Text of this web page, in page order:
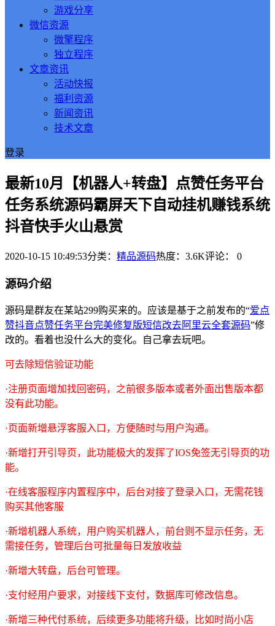
游戏分享
微信资源
微擎程序
独立程序
文章资讯
活动快报
福利资源
新闻资讯
技术文章
登录
最新10月【机器人+转盘】点赞任务平台
任务系统源码霸屏天下自动挂机赚钱系统
抖音快手火山悬赏
2020-10-15 10:49:53分类： 精品源码热度：3.6K评论： 0
源码介绍
源码是群友在某站299购买来的。应该是基于之前发布的“爱点
赞抖音点赞任务平台完美修复版短信改去阿里云全套源码”修
改的。看着也没什么大的变化。自己拿去玩吧。
可去除短信验证功能
·注册页面增加找回密码，之前很多版本或者外面出售版本都
没有此功能。
·页面新增悬浮客服入口，方便随时与用户沟通。
·新增打开引导页，此功能极大的发挥了IOS免签无引导页的功
能。
·在线客服程序内置程序中，后台对接了登录入口，无需花钱
购买其他客服
·新增机器人系统，用户购买机器人，前台则不显示任务，无
需接任务，管理后台可批量每日发放收益
·新增大转盘，后台可管理。
·支付经用户要求，对接线下支付，数据库可修改信息。
·新增三种代付系统，后续更多功能将升级，比如时尚小店